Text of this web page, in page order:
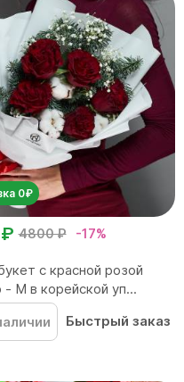
0₽
4800 ₽ -17%
с красной розой
- М в корейской уп...
Быстрый заказ